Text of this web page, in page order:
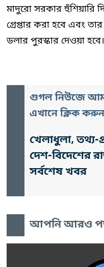
মাদুরো সরকার হুঁশিয়ারি
গ্রেপ্তার করা হবে এবং
ডলার পুরস্কার দেওয়া হবে।
গুগল নিউজে
এখানে ক্লিক
খেলাধুলা, তথ্য-
দেশ-বিদেশের
সর্বশেষ খবর
আপনি আরও